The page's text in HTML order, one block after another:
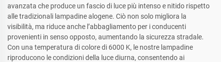
avanzata che produce un fascio di luce più intenso e nitido rispetto
alle tradizionali lampadine alogene. Ciò non solo migliora la
visibilità, ma riduce anche l’abbagliamento per i conducenti
provenienti in senso opposto, aumentando la sicurezza stradale.
Con una temperatura di colore di 6000 K, le nostre lampadine
riproducono le condizioni della luce diurna, consentendo ai